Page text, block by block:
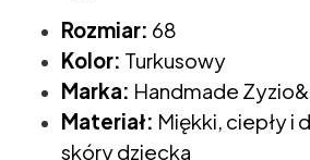
Rozmiar: 68
Kolor: Turkusowy
Marka: Handmade
Materiał: Miękki, ciepły i
skóry dziecka